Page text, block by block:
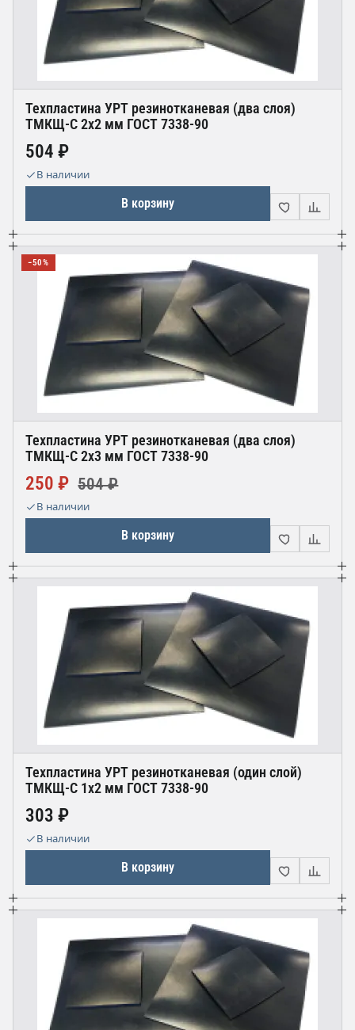
Техпластина УРТ резинотканевая (два слоя)
ТМКЩ-С 2х2 мм ГОСТ 7338-90
504 ₽
В наличии
В корзину
−50%
Техпластина УРТ резинотканевая (два слоя)
ТМКЩ-С 2х3 мм ГОСТ 7338-90
250 ₽ 504 ₽
В наличии
В корзину
Техпластина УРТ резинотканевая (один слой)
ТМКЩ-С 1х2 мм ГОСТ 7338-90
303 ₽
В наличии
В корзину